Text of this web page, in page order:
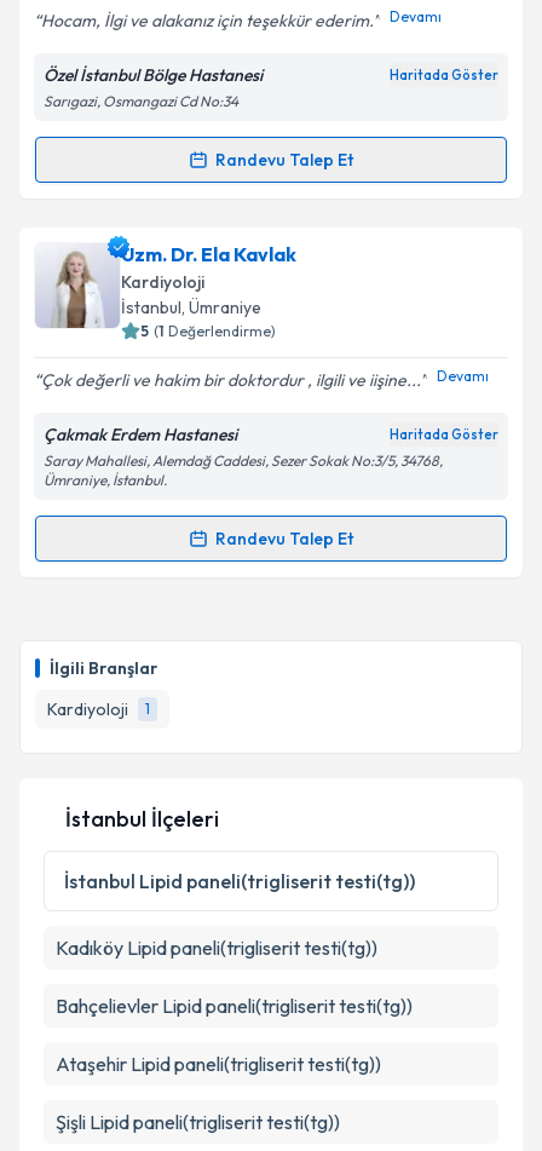
İlgili Branşlar
Kardiyoloji
1
Kişisel verilerimin işlenmesine ilişkin
Metni'ni okudum ve kişisel verilerimin belirtilen
kapsamda işlenmesini kabul ediyorum.
Hocam, İlgi ve alakanız için teşekkür ederim. Devamı
Özel İstanbul Bölge Hastanesi Haritada Göster
Sarıgazi, Osmangazi Cd No:34
Randevu Talep Et
Randevu Takvimi Talebi
Prof. Dr. Hüseyin Uyareliçin randevu takvimi talebi
oluşturun. Size bu uzmandan randevu almanız için bir
takvim hazırlandığında e-posta ile bilgilendireceğiz.
Kişisel verilerimin işlenmesine ilişkinAydınlatma
Metni'ni okudum ve kişisel verilerimin belirtilen
kapsamda işlenmesini kabul ediyorum.
Uzm. Dr. Ela Kavlak
Kardiyoloji
İstanbul, Ümraniye
5 (1 Değerlendirme)
Çok değerli ve hakim bir doktordur , ilgili ve iişine... Devamı
Çakmak Erdem Hastanesi Haritada Göster
Saray Mahallesi, Alemdağ Caddesi, Sezer Sokak No:3/5, 34768,
Ümraniye, İstanbul.
Randevu Talep Et
Randevu Takvimi Talebi
takvim hazırlandığında e-posta ile bilgilendireceğiz.
E-posta Adresiniz
Kişisel verilerimin işlenmesine ilişkinAydınlatma
Metni
'ni okudum ve kişisel verilerimin belirtilen
kapsamda işlenmesini kabul ediyorum.
İstanbul İlçeleri
İstanbul Lipid paneli(trigliserit testi(tg))
Kadıköy Lipid paneli(trigliserit testi(tg))
Bahçelievler Lipid paneli(trigliserit testi(tg))
Ataşehir Lipid paneli(trigliserit testi(tg))
Şişli Lipid paneli(trigliserit testi(tg))